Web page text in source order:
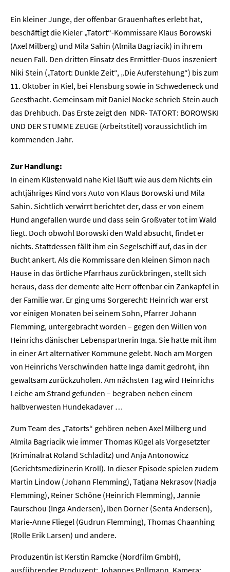
Ein kleiner Junge, der offenbar Grauenhaftes erlebt hat,
beschäftigt die Kieler „Tatort“-Kommissare Klaus Borowski
(Axel Milberg) und Mila Sahin (Almila Bagriacik) in ihrem
neuen Fall. Den dritten Einsatz des Ermittler-Duos inszeniert
Niki Stein („Tatort: Dunkle Zeit“, „Die Auferstehung“) bis zum
11. Oktober in Kiel, bei Flensburg sowie in Schwedeneck und
Geesthacht. Gemeinsam mit Daniel Nocke schrieb Stein auch
das Drehbuch. Das Erste zeigt den NDR- TATORT: BOROWSKI
UND DER STUMME ZEUGE (Arbeitstitel) voraussichtlich im
kommenden Jahr.
Zur Handlung:
In einem Küstenwald nahe Kiel läuft wie aus dem Nichts ein
achtjähriges Kind vors Auto von Klaus Borowski und Mila
Sahin. Sichtlich verwirrt berichtet der, dass er von einem
Hund angefallen wurde und dass sein Großvater tot im Wald
liegt. Doch obwohl Borowski den Wald absucht, findet er
nichts. Stattdessen fällt ihm ein Segelschiff auf, das in der
Bucht ankert. Als die Kommissare den kleinen Simon nach
Hause in das örtliche Pfarrhaus zurückbringen, stellt sich
heraus, dass der demente alte Herr offenbar ein Zankapfel in
der Familie war. Er ging ums Sorgerecht: Heinrich war erst
vor einigen Monaten bei seinem Sohn, Pfarrer Johann
Flemming, untergebracht worden – gegen den Willen von
Heinrichs dänischer Lebenspartnerin Inga. Sie hatte mit ihm
in einer Art alternativer Kommune gelebt. Noch am Morgen
von Heinrichs Verschwinden hatte Inga damit gedroht, ihn
gewaltsam zurückzuholen. Am nächsten Tag wird Heinrichs
Leiche am Strand gefunden – begraben neben einem
halbverwesten Hundekadaver …
Zum Team des „Tatorts“ gehören neben Axel Milberg und
Almila Bagriacik wie immer Thomas Kügel als Vorgesetzter
(Kriminalrat Roland Schladitz) und Anja Antonowicz
(Gerichtsmedizinerin Kroll). In dieser Episode spielen zudem
Martin Lindow (Johann Flemming), Tatjana Nekrasov (Nadja
Flemming), Reiner Schöne (Heinrich Flemming), Jannie
Faurschou (Inga Andersen), Iben Dorner (Senta Andersen),
Marie-Anne Fliegel (Gudrun Flemming), Thomas Chaanhing
(Rolle Erik Larsen) und andere.
Produzentin ist Kerstin Ramcke (Nordfilm GmbH),
ausführender Produzent: Johannes Pollmann, Kamera:
Home
Unternehmen
Presse